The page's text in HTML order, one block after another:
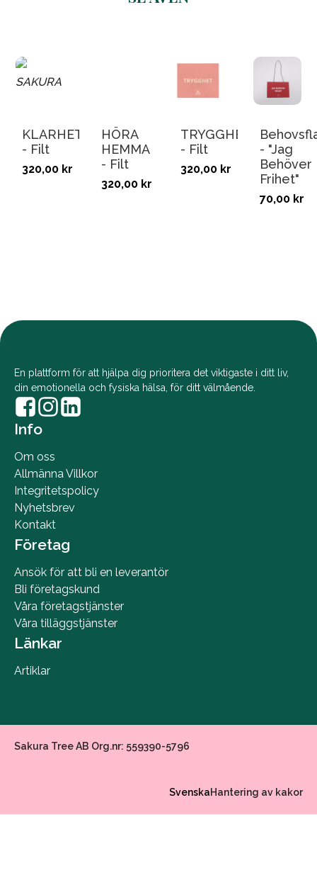
KLARHET
- Filt
320,00 kr
HÖRA
HEMMA
- Filt
320,00 kr
TRYGGHET
- Filt
320,00 kr
- "Jag
Behöver
Frihet"
70,00 kr
En plattform för att hjälpa dig prioritera det viktigaste i ditt liv,
din emotionella och fysiska hälsa, för ditt välmående.
Info
Om oss
Allmänna Villkor
Integritetspolicy
Nyhetsbrev
Kontakt
Företag
Ansök för att bli en leverantör
Bli företagskund
Våra företagstjänster
Våra tilläggstjänster
Länkar
Artiklar
Sakura Tree AB Org.nr: 559390-5796
SvenskaHantering av kakor